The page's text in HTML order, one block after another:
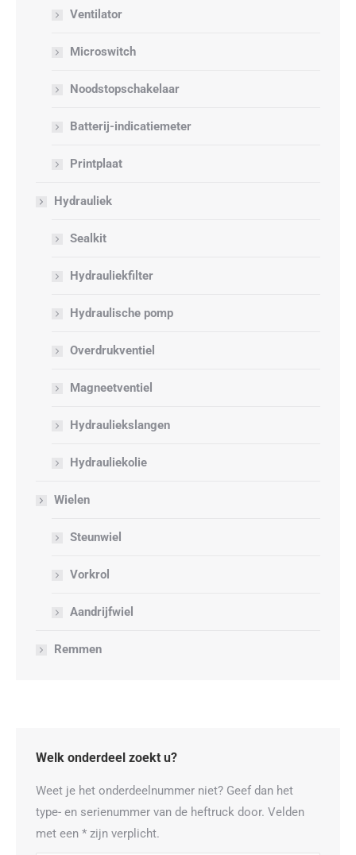
Ventilator
Microswitch
Noodstopschakelaar
Batterij-indicatiemeter
Printplaat
Hydrauliek
Sealkit
Hydrauliekfilter
Hydraulische pomp
Overdrukventiel
Magneetventiel
Hydrauliekslangen
Hydrauliekolie
Wielen
Steunwiel
Vorkrol
Aandrijfwiel
Remmen
Welk onderdeel zoekt u?
Weet je het onderdeelnummer niet? Geef dan het
type- en serienummer van de heftruck door. Velden
met een * zijn verplicht.